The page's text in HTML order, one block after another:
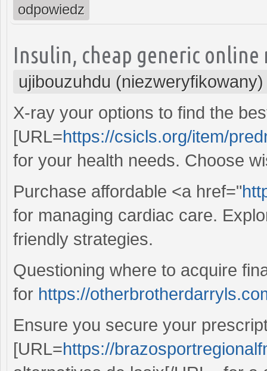
odpowiedz
Insulin, cheap generic
ujibouzuhdu (niezweryfikowany)
X-ray your options to find the
[URL=https://csicls.org/item/
for your health needs. Choose
Purchase affordable <a href="
for managing cardiac care.
friendly strategies.
Questioning where to acquire
for https://
Ensure you secure your
[URL=https://